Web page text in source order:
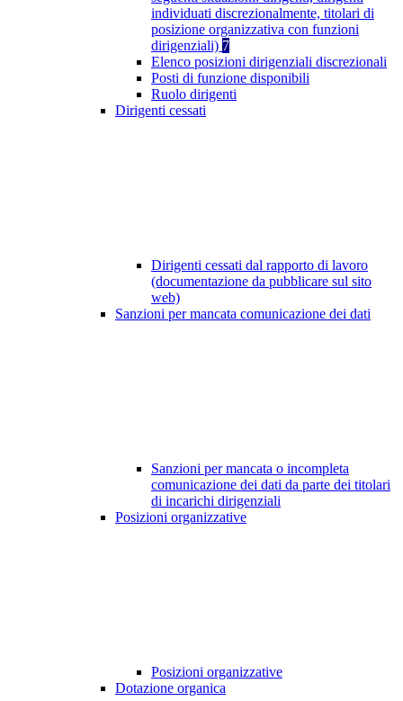
individuati discrezionalmente, titolari di
posizione organizzativa con funzioni
dirigenziali) 7
Elenco posizioni dirigenziali discrezionali
Posti di funzione disponibili
Ruolo dirigenti
Dirigenti cessati
Dirigenti cessati dal rapporto di lavoro
(documentazione da pubblicare sul sito
web)
Sanzioni per mancata comunicazione dei dati
Sanzioni per mancata o incompleta
comunicazione dei dati da parte dei titolari
di incarichi dirigenziali
Posizioni organizzative
Posizioni organizzative
Dotazione organica